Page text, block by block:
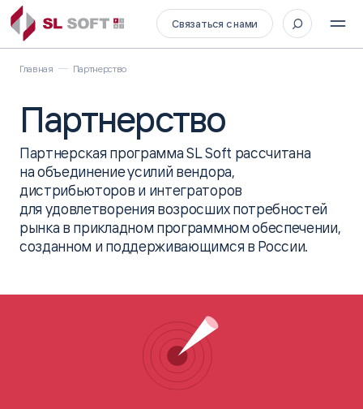
Связаться с нами
Главная Партнерство
Партнерство
Партнерская программа SL Soft рассчитана
на объединение усилий вендора,
дистрибьюторов и интеграторов
для удовлетворения возросшихпотребностей
рынка в прикладном программном обеспечении,
созданном и поддерживающимся в России.